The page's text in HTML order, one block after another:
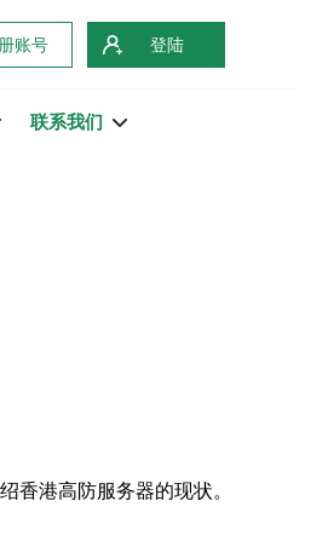
账号 登陆
联系我们
香港高防服务器的现状。